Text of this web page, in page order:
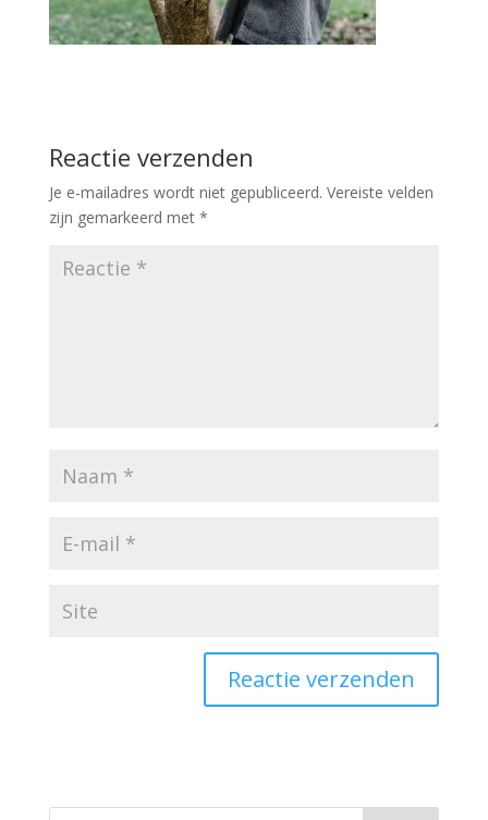
Reactie verzenden
Je e-mailadres wordt niet gepubliceerd. Vereiste velden
zijn gemarkeerd met *